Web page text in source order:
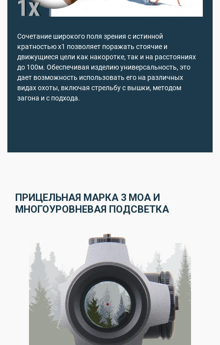
Сочетание широкого поля зрения с истинной
кратностью х1 позволяет поражать стоячие и
движущиеся цели как накоротке, так и на расстояниях
до 100м. Обеспечивая изделию универсальность, это
дает возможность использовать его на различных
видах охоты, включая стрельбу с вышки, методом
загона и с подхода.
ПРИЦЕЛЬНАЯ МАРКА 3 МОА И
МНОГОУРОВНЕВАЯ ПОДСВЕТКА